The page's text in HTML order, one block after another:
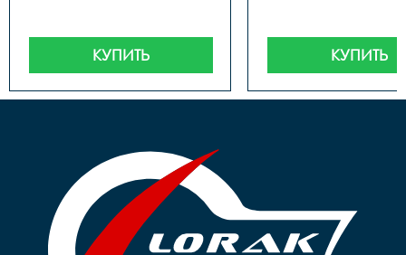
КУПИТЬ КУПИТЬ